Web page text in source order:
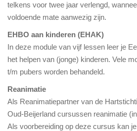
telkens voor twee jaar verlengd,
voldoende mate aanwezig zijn.
EHBO aan kinderen (EHAK)
In deze module van vijf lessen leer je
het helpen van (jonge) kinderen. Vele
t/m pubers worden behandeld.
Reanimatie
Als Reanimatiepartner van de
Oud-Beijerland cursussen reanimatie
Als voorbereiding op deze cursus kan je